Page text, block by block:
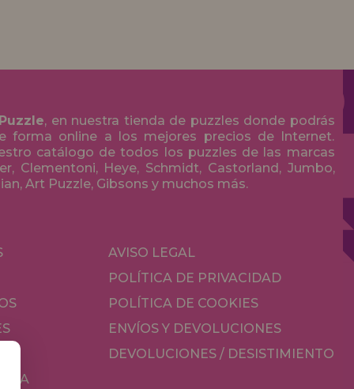
, en nuestra tienda de puzzles donde podrás
forma online a los mejores precios de Internet.
catálogo de todos los puzzles de las marcas
Clementoni, Heye, Schmidt, Castorland, Jumbo,
Art Puzzle, Gibsons y muchos más.
AVISO LEGAL
POLÍTICA DE PRIVACIDAD
POLÍTICA DE COOKIES
ENVÍOS Y DEVOLUCIONES
DEVOLUCIONES / DESISTIMIENTO